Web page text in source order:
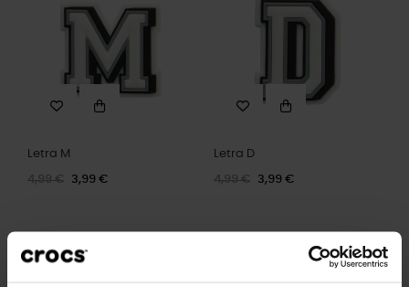
Letra M
4,99 € 3,99 €
Letra D
4,99 € 3,99 €